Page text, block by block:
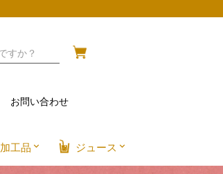
お問い合わせ
加工品 ジュース